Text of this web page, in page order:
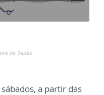
do Japão
a partir das